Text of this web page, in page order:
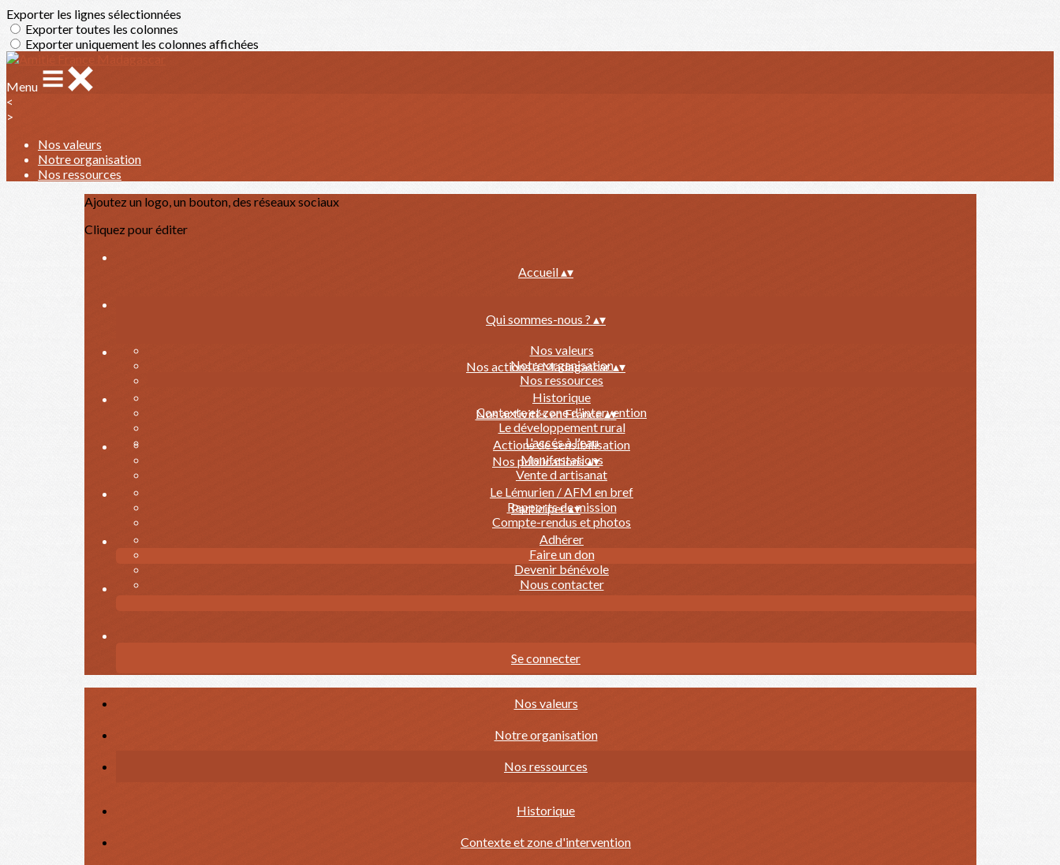
Exporter les lignes sélectionnées
Exporter toutes les colonnes
Exporter uniquement les colonnes affichées
Menu
<
>
Nos valeurs
Notre organisation
Nos ressources
Ajoutez un logo, un bouton, des réseaux sociaux
Cliquez pour éditer
Accueil▴▾
Qui sommes-nous ? ▴▾
Nos valeurs
Notre organisation
Nos ressources
Nos actions à Madagascar▴▾
Historique
Contexte et zone d'intervention
Le développement rural
L'accés à l'eau
Nos activités en France▴▾
Actions de sensibilisation
Manifestations
Vente d artisanat
Nos publications▴▾
Le Lémurien / AFM en bref
Rapports de mission
Compte-rendus et photos
Participer▴▾
Adhérer
Faire un don
Devenir bénévole
Nous contacter
Se connecter
Nos valeurs
Notre organisation
Nos ressources
Historique
Contexte et zone d'intervention